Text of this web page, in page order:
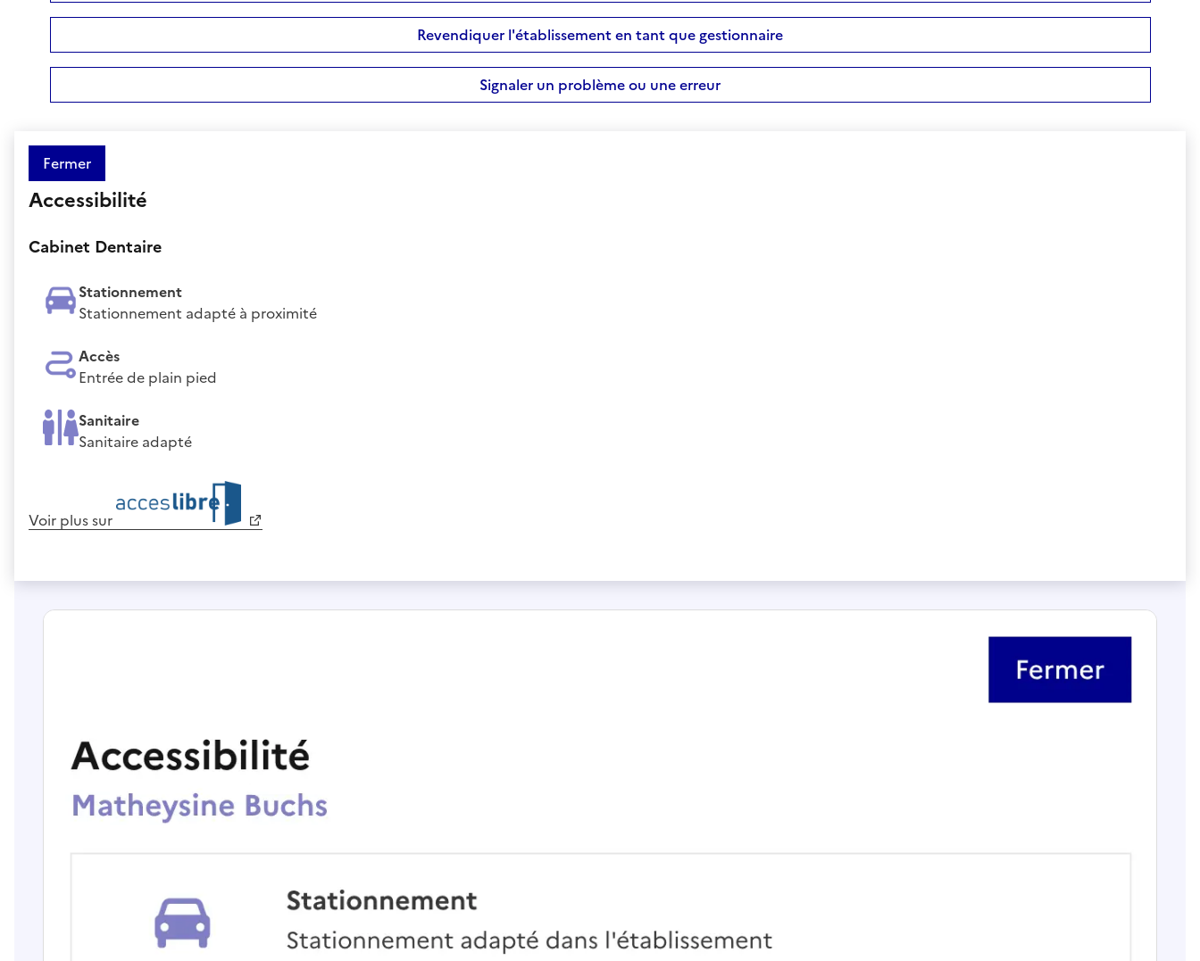
Revendiquer l'établissement en tant que gestionnaire
Signaler un problème ou une erreur
Fermer
Accessibilité
Cabinet Dentaire
Stationnement
Stationnement adapté à proximité
Accès
Entrée de plain pied
Sanitaire
Sanitaire adapté
Voir plus sur